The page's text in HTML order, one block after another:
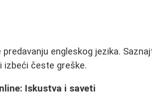
engleskog jezika.
izbeći česte greške.
Iskustva i saveti